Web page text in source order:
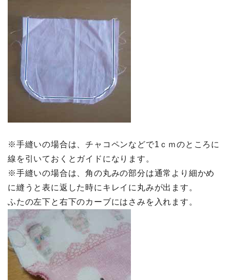
※手縫いの場合は、チャコペンなどで1ｃｍのところに
線を引いておくとガイドになります。
※手縫いの場合は、角の丸みの部分は通常より細かめ
に縫うと表に返した時にキレイに丸みが出ます。
ふたの左下と右下のカーブにはさみを入れます。